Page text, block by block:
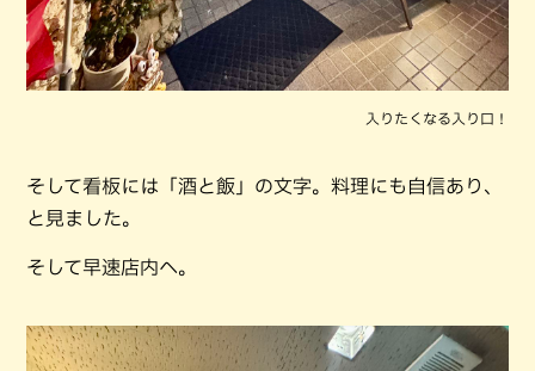
入りたくなる入り口！
そして看板には「酒と飯」の文字。料理にも自信あり、
と見ました。
そして早速店内へ。